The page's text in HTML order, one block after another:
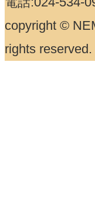
copyright ©
rights reserved.